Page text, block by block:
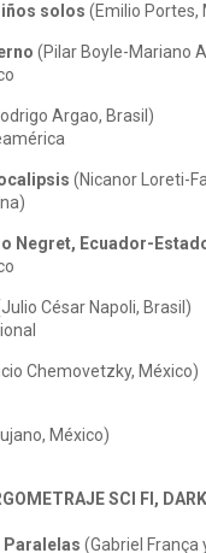
solos (Emilio Portes,
(Pilar Boyle-Mariano
Argao, Brasil)
(Nicanor Loreti-
Negret, Ecuador-
César Napoli, Brasil)
Chemovetzky, México)
México)
SCI FI,
Paralelas (Gabriel França